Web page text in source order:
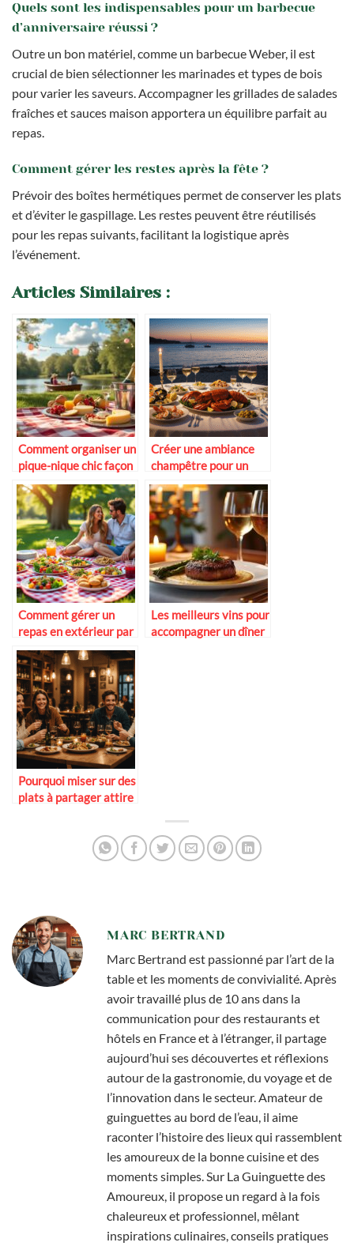
Quels sont les indispensables pour un barbecue
d’anniversaire réussi ?
Outre un bon matériel, comme un barbecue Weber, il est
crucial de bien sélectionner les marinades et types de bois
pour varier les saveurs. Accompagner les grillades de salades
fraîches et sauces maison apportera un équilibre parfait au
repas.
Comment gérer les restes après la fête ?
Prévoir des boîtes hermétiques permet de conserver les plats
et d’éviter le gaspillage. Les restes peuvent être réutilisés
pour les repas suivants, facilitant la logistique après
l’événement.
Articles Similaires :
Comment organiser un
pique-nique chic façon
guinguette
Créer une ambiance
champêtre pour un
mariage d’été
Comment gérer un
repas en extérieur par
temps chaud
Les meilleurs vins pour
accompagner un dîner
Pourquoi miser sur des
plats à partager attire
MARC BERTRAND
Marc Bertrand est passionné par l’art de la
table et les moments de convivialité. Après
avoir travaillé plus de 10 ans dans la
communication pour des restaurants et
hôtels en France et à l’étranger, il partage
aujourd’hui ses découvertes et réflexions
autour de la gastronomie, du voyage et de
l’innovation dans le secteur. Amateur de
guinguettes au bord de l’eau, il aime
raconter l’histoire des lieux qui rassemblent
les amoureux de la bonne cuisine et des
moments simples. Sur La Guinguette des
Amoureux, il propose un regard à la fois
chaleureux et professionnel, mêlant
inspirations culinaires, conseils pratiques